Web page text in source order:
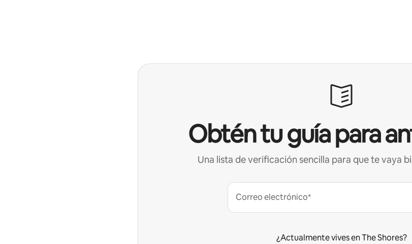
Obtén tu guía para
Una lista de verificación sencilla para que te vaya
Correo electrónico*
¿Actualmente vives en The Shores?